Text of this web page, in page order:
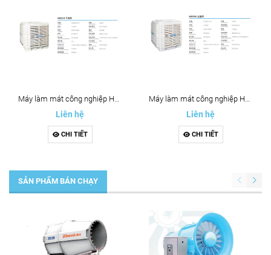
Máy làm mát công nghiệp HN35H
Liên hệ
CHI TIẾT
Máy làm mát công nghiệp HN35H
Liên hệ
CHI TIẾT
SẢN PHẨM BÁN CHẠY